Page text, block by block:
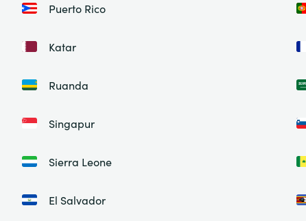
Puerto Rico
Katar
Ruanda
Singapur
Sierra Leone
El Salvador